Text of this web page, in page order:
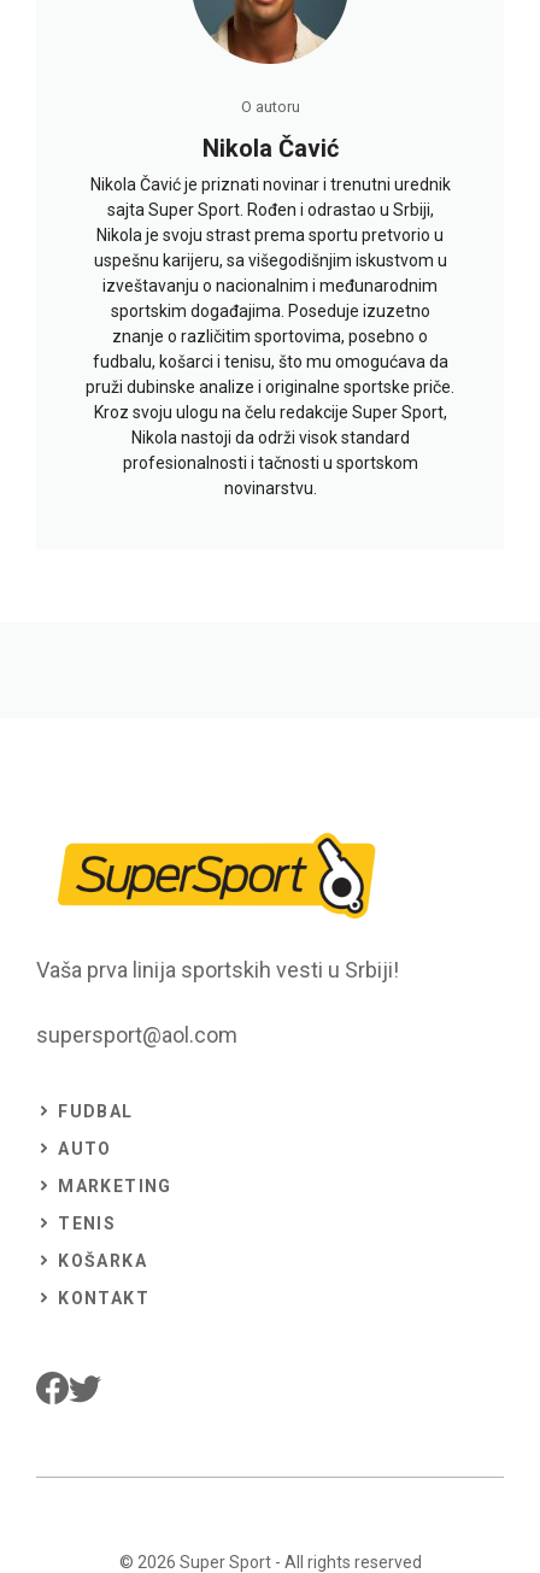
O autoru
Nikola Čavić
Nikola Čavić je priznati novinar i trenutni urednik
sajta Super Sport. Rođen i odrastao u Srbiji,
Nikola je svoju strast prema sportu pretvorio u
uspešnu karijeru, sa višegodišnjim iskustvom u
izveštavanju o nacionalnim i međunarodnim
sportskim događajima. Poseduje izuzetno
znanje o različitim sportovima, posebno o
fudbalu, košarci i tenisu, što mu omogućava da
pruži dubinske analize i originalne sportske priče.
Kroz svoju ulogu na čelu redakcije Super Sport,
Nikola nastoji da održi visok standard
profesionalnosti i tačnosti u sportskom
novinarstvu.
Vaša prva linija sportskih vesti u Srbiji!
supersport@aol.com
FUDBAL
AUTO
MARKETING
TENIS
KOŠARKA
KONTAKT
© 2026 Super Sport- All rights reserved